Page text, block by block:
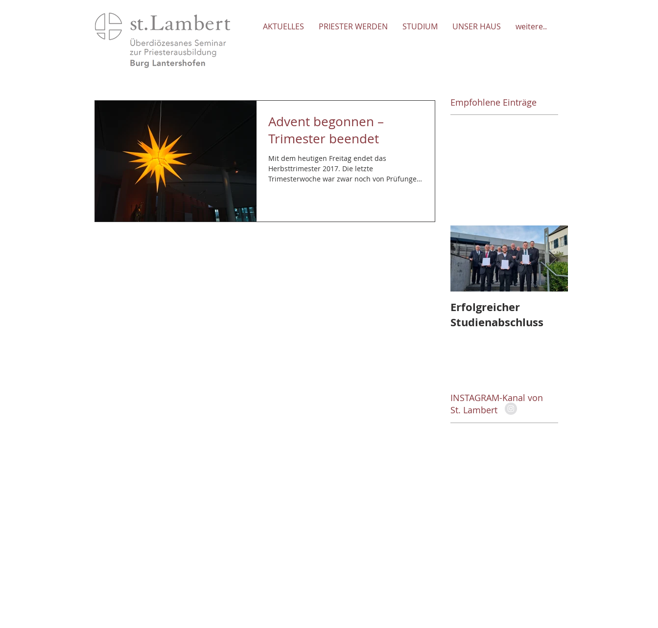
AKTUELLES PRIESTER WERDEN STUDIUM UNSER HAUS weitere..
Advent begonnen –
Trimester beendet
Mit dem heutigen Freitag endet das
Herbsttrimester 2017. Die letzte
Trimesterwoche war zwar noch von Prüfungen
Empfohlene Einträge
Erfolgreicher
Studienabschluss
INSTAGRAM-Kanal von
St. Lambert